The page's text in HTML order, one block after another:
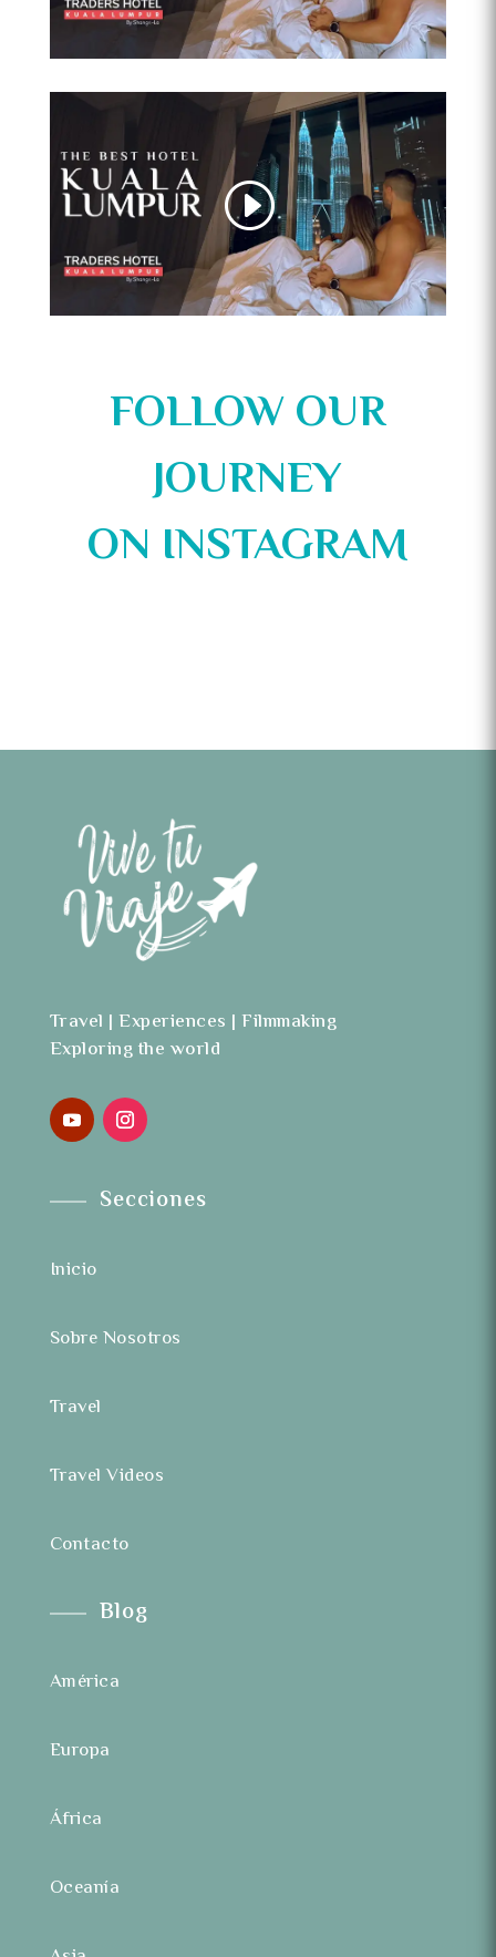
FOLLOW OUR
JOURNEY
ON INSTAGRAM
Travel | Experiences | Filmmaking
Exploring the world
Secciones
Inicio
Sobre Nosotros
Travel
Travel Videos
Contacto
Blog
América
Europa
África
Oceanía